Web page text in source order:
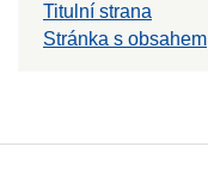
Titulní strana
Stránka s obsahem